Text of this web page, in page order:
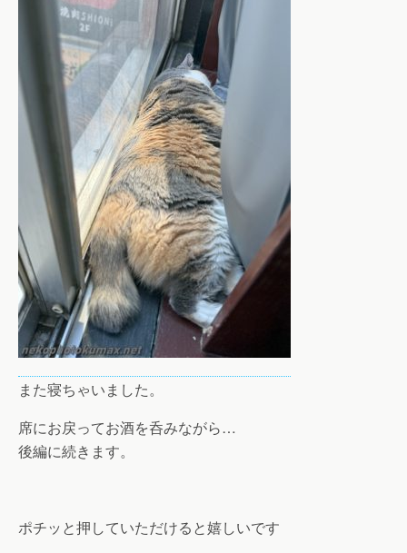
また寝ちゃいました。
席にお戻ってお酒を呑みながら…
後編に続きます。
ポチッと押していただけると嬉しいです